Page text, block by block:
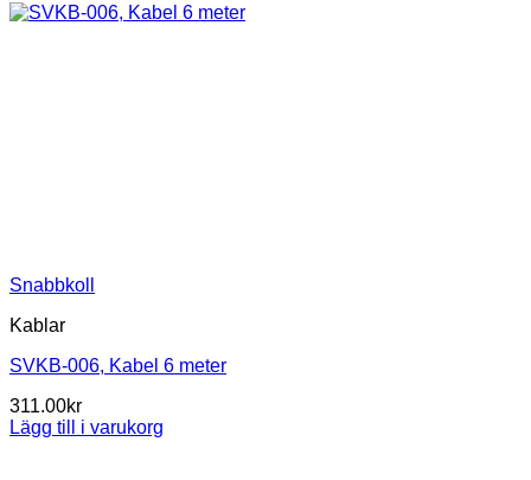
Snabbkoll
Kablar
SVKB-006, Kabel 6 meter
311.00kr
Lägg till i varukorg